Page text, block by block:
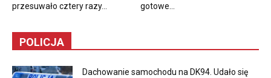
przesuwało cztery razy...
gotowe...
POLICJA
Dachowanie samochodu na DK94. Udało się